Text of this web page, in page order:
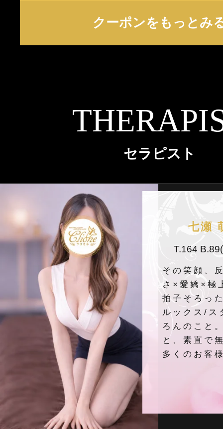
クーポンをもっとみ
セラピスト
七瀬
T.164
その笑顔、
さ×愛嬌×極
拍子そろっ
ルックス/ス
ろんのこと
と、素直で
多くのお客